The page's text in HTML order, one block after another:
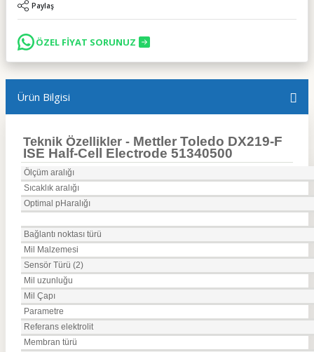
Paylaş
ÖZEL FİYAT SORUNUZ
Ürün Bilgisi
Teknik Özellikler - Mettler Toledo DX219-F
ISE Half-Cell Electrode 51340500
Ölçüm aralığı
Sıcaklık aralığı
Optimal pHaralığı
Bağlantı noktası türü
Mil Malzemesi
Sensör Türü (2)
Mil uzunluğu
Mil Çapı
Parametre
Referans elektrolit
Membran türü